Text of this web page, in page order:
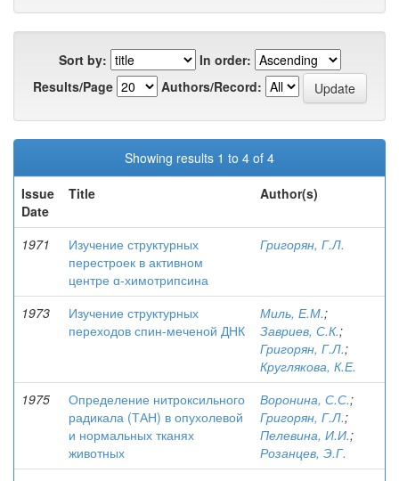
Sort by:
In order:
Results/Page
Authors/Record:
Showing results 1 to 4 of 4
Issue
Date
Title Author(s)
1971
Изучение структурных
перестроек в активном
центре ɑ-химотрипсина
Григорян, Г.Л.
1973
Изучение структурных
переходов спин-меченой ДНК
Миль, Е.М.;
Завриев, С.К.;
Григорян, Г.Л.;
Круглякова, К.Е.
1975
Определение нитроксильного
радикала (ТАН) в опухолевой
и нормальных тканях
животных
Воронина, С.С.;
Григорян, Г.Л.;
Пелевина, И.И.;
Розанцев, Э.Г.